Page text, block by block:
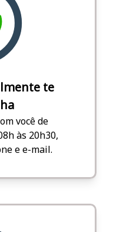
te
você de
às 20h30,
e e-mail.